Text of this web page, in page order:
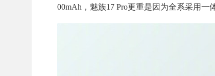
00mAh，魅族17 Pro更重是因为全系采用一